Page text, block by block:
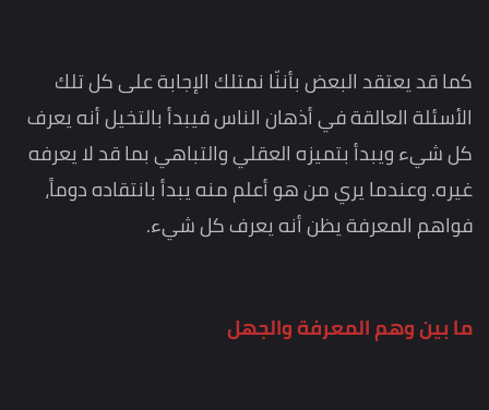
كما قد يعتقد البعض بأننّا نمتلك الإجابة على كل تلك
الأسئلة العالقة في أذهان الناس فيبدأ بالتخيل أنه يعرف
كل شيء ويبدأ بتميزه العقلي والتباهي بما قد لا يعرفه
غيره. وعندما يري من هو أعلم منه يبدأ بانتقاده دوماً،
فواهم المعرفة يظن أنه يعرف كل شيء.
ما بين وهم المعرفة والجهل